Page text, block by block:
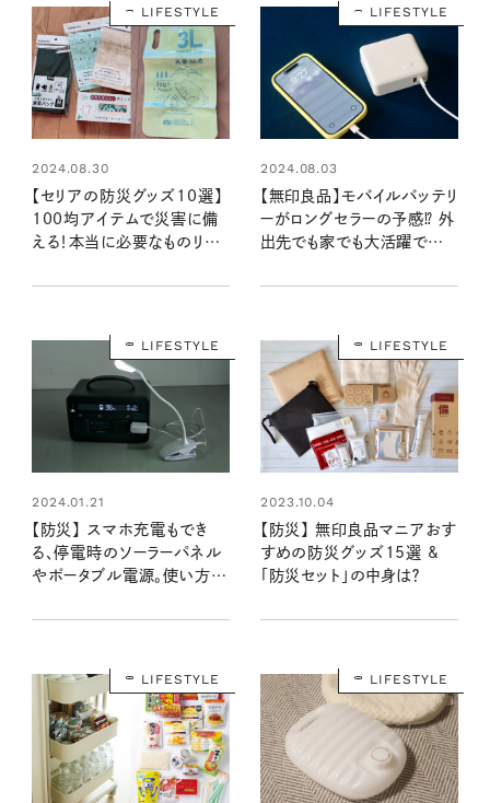
LIFESTYLE
2024.08.30
【セリアの防災グッズ10選】
100均アイテムで災害に備
える！本当に必要なものリス
の『本当にいいもの』第11回
LIFESTYLE
2024.08.03
【無印良品】モバイルバッテリ
ーがロングセラーの予感⁉ 外
出先でも家でも大活躍で
LIFESTYLE
2024.01.21
【防災】 スマホ充電もでき
る、停電時のソーラーパネル
やポータブル電源。使い方を
よう！
LIFESTYLE
2023.10.04
【防災】 無印良品マニアおす
すめの防災グッズ15選 &
「防災セット」の中身は？
LIFESTYLE LIFESTYLE